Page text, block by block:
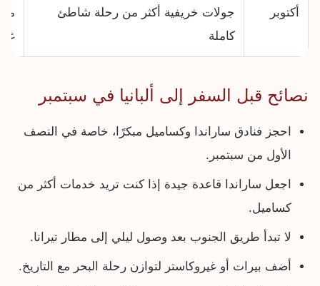
أكتوبر
جولات خريفية أكثر من رحلة شاطئ
كاملة
من
نصائح قبل السفر إلى ألبانيا في سبتمبر
احجز فنادق ساراندا وكساميل مبكرًا، خاصة في النصف
الأول من سبتمبر.
اجعل ساراندا قاعدة جيدة إذا كنت تريد خدمات أكثر من
كساميل.
لا تبدأ طريق الجنوب بعد وصول ليلي إلى مطار تيرانا.
أضف بيرات أو غيروكاستر لتوازن رحلة البحر مع التاريخ.